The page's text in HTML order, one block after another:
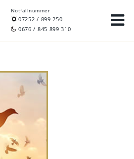
Notfallnummer
07252 / 899 250
0676 / 845 899 310